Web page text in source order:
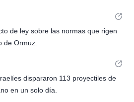
de ley sobre las normas que rigen
de Ormuz.
dispararon 113 proyectiles de
en un solo día.